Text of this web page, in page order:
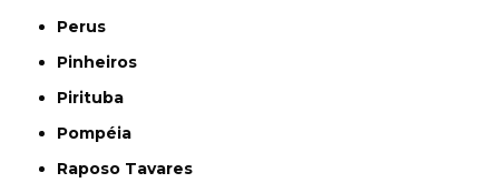
Perus
Pinheiros
Pirituba
Pompéia
Raposo Tavares